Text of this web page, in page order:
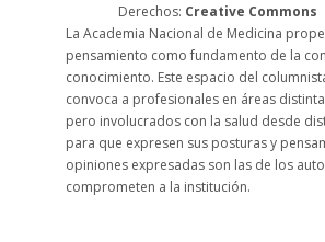
Derechos: Creative Commons
La Academia Nacional de Medicina
pensamiento como fundamento de la
conocimiento. Este espacio del
convoca a profesionales en áreas
pero involucrados con la salud desde
para que expresen sus posturas y
opiniones expresadas son las de los
comprometen a la institución.